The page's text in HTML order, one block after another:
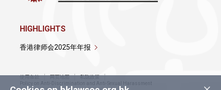
HIGHLIGHTS
香港律师会2025年年报
使用条款 网页地图
私隐政策
Policy on Anti-Discrimination and Anti-Sexual Harassment